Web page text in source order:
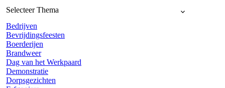
SelecteerThema
Bedrijven
Bevrijdingsfeesten
Boerderijen
Brandweer
Dag van het Werkpaard
Demonstratie
Dorpsgezichten